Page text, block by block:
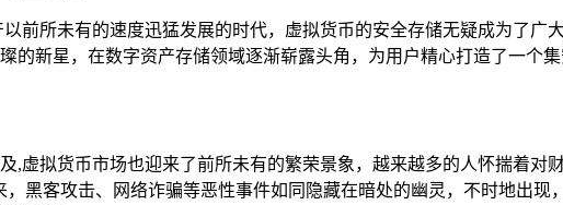
前所未有的速度迅猛发展的时代，虚拟货币的安全存储无疑成为了广
的新星，在数字资产存储领域逐渐崭露头角，为用户精心打造了一个
,虚拟货币市场也迎来了前所未有的繁荣景象，越来越多的人怀揣着
黑客攻击、网络诈骗等恶性事件如同隐藏在暗处的幽灵，不时地出